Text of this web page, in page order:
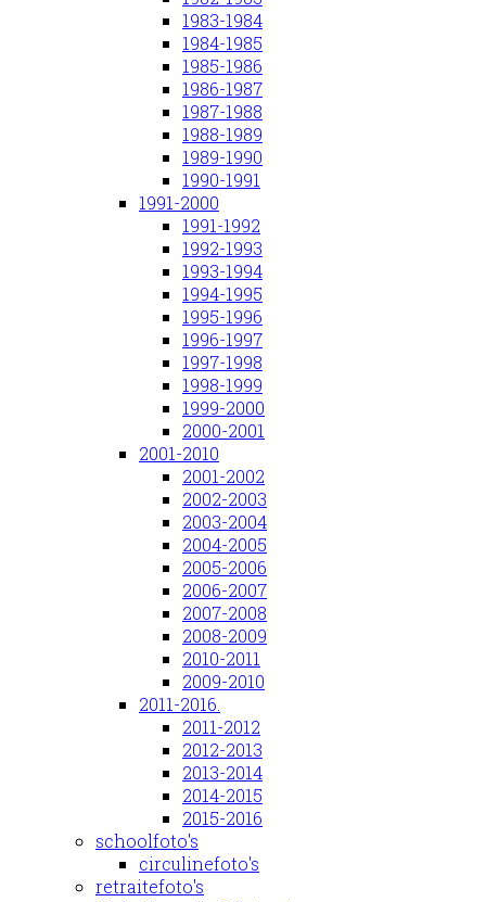
1983-1984
1984-1985
1985-1986
1986-1987
1987-1988
1988-1989
1989-1990
1990-1991
1991-2000
1991-1992
1992-1993
1993-1994
1994-1995
1995-1996
1996-1997
1997-1998
1998-1999
1999-2000
2000-2001
2001-2010
2001-2002
2002-2003
2003-2004
2004-2005
2005-2006
2006-2007
2007-2008
2008-2009
2010-2011
2009-2010
2011-2016.
2011-2012
2012-2013
2013-2014
2014-2015
2015-2016
schoolfoto's
circulinefoto's
retraitefoto's